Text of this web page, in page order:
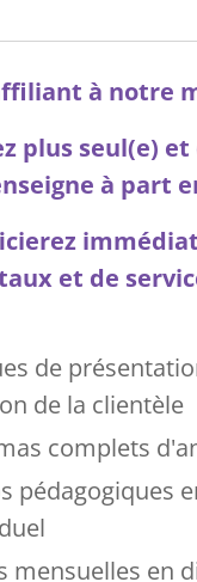
à notre
plus seul(e)
à part
et de
de
de la clientèle
complets
pédagogiques
mensuelles en